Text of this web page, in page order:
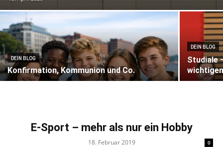
DEIN BLOG
Konfirmation, Kommunion und Co.
DEIN BLOG
Studiale
E-Sport – mehr als nur ein Hobby
18. Februar 2019 0